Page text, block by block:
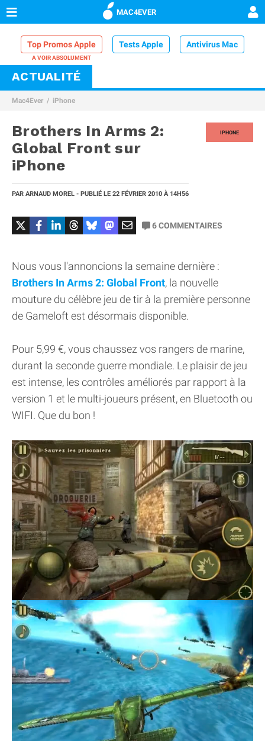
MAC4EVER
Top Promos Apple Tests Apple Antivirus Mac
VPN Mac
Comparatif iPhone
ACTUALITÉ
Mac4Ever iPhone
IPHONE
Brothers In Arms 2:
Global Front sur
iPhone
PAR ARNAUD MOREL - PUBLIÉ LE 22 FÉVRIER 2010 À 14H56
6COMMENTAIRES
Nous vous l'annoncions la semaine dernière :
Brothers In Arms 2: Global Front, la nouvelle
mouture du célèbre jeu de tir à la première personne
de Gameloft est désormais disponible.
Pour 5,99 €, vous chaussez vos rangers de marine,
durant la seconde guerre mondiale. Le plaisir de jeu
est intense, les contrôles améliorés par rapport à la
version 1 et le multi-joueurs présent, en Bluetooth ou
WIFI. Que du bon !